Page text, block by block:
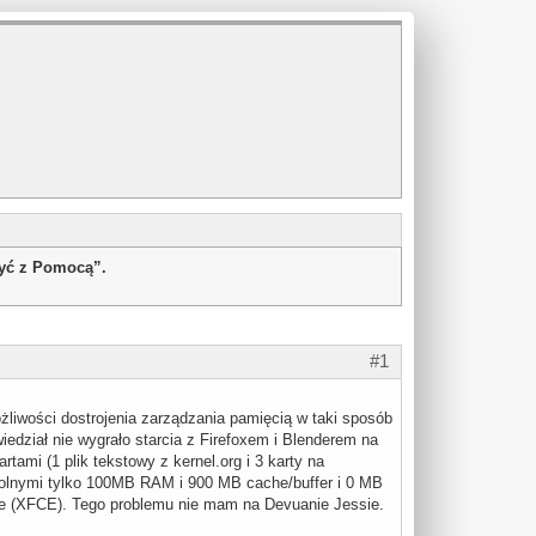
z Pomocą”.
#1
dostrojenia zarządzania pamięcią w taki sposób
nie wygrało starcia z Firefoxem i Blenderem na
(1 plik tekstowy z kernel.org i 3 karty na
tylko 100MB RAM i 900 MB cache/buffer i 0 MB
Tego problemu nie mam na Devuanie Jessie.